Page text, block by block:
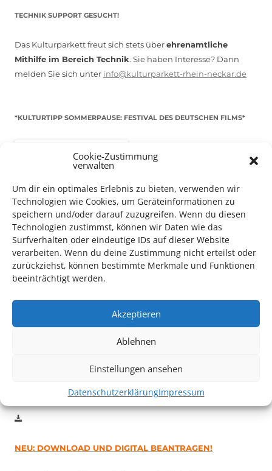
Cookie-Zustimmung
verwalten
Um dir ein optimales Erlebnis zu bieten, verwenden wir
Technologien wie Cookies, um Geräteinformationen zu
speichern und/oder darauf zuzugreifen. Wenn du diesen
Technologien zustimmst, können wir Daten wie das
Surfverhalten oder eindeutige IDs auf dieser Website
verarbeiten. Wenn du deine Zustimmung nicht erteilst oder
zurückziehst, können bestimmte Merkmale und Funktionen
beeinträchtigt werden.
Akzeptieren
Ablehnen
Einstellungen ansehen
DatenschutzerklärungImpressum
TECHNIK SUPPORT GESUCHT!
Das Kulturparkett freut sich stets überehrenamtliche
Mithilfe im Bereich Technik. Sie haben Interesse? Dann
melden Sie sich unter info@kulturparkett-rhein-neckar.de
*KULTURTIPP SOMMERPAUSE: FESTIVAL DES DEUTSCHEN FILMS*
Auch dieses Jahr findet wieder das
Vom 19. August bist zum 9. SeptemberhabenKulturpass-
Inhaber*innen freien Eintrittzu den Vorstellungen – 30
Weitere Details zum Festival finden Sie
DIGITAL KULTURPASS BEANTRAGEN
NEU: DOWNLOAD UND DIGITAL BEANTRAGEN!